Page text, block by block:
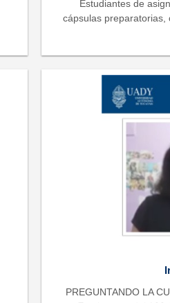
Estudiantes de
cápsulas preparatorias,
PREGUNTANDO LA